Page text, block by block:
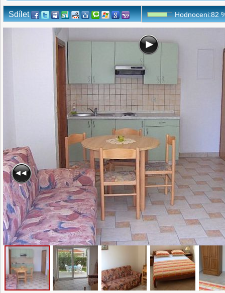
Sdílet Hodnoceni:82